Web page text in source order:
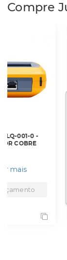
Compre
FLNWTCLQ-
TESTADOR
LIQ-100 - FLUKE